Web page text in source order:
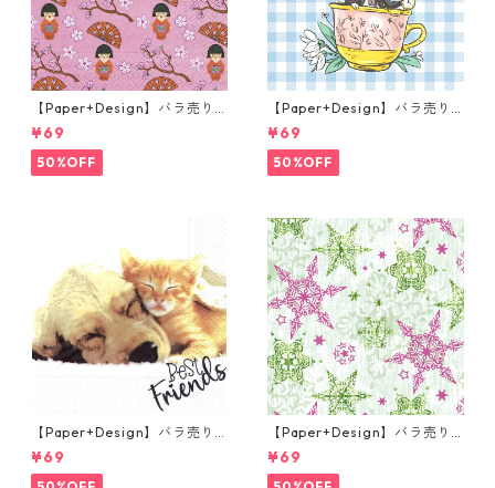
【Paper+Design】バラ売り2
枚 ランチサイズ ペーパーナプ
キン LITTLE GEISHA ピンク
¥69
50%OFF
【Paper+Design】バラ売り2
枚 ランチサイズ ペーパーナプ
キン Easter Cup ライトブル
ー
¥69
50%OFF
【Paper+Design】バラ売り2
枚 ランチサイズ ペーパーナプ
キン Dog & Cat ホワイト
¥69
【Paper+Design】バラ売り2
枚 ランチサイズ ペーパーナプ
キン DELICATE STARS グリー
ン
¥69